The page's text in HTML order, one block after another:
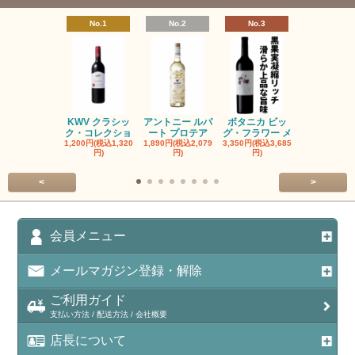
No.1
KWV クラシッ
ク・コレクショ
1,200円(税込1,320
円)
No.2
アントニー ルパ
ート プロテア
1,890円(税込2,079
円)
No.3
ボタニカ ビッ
グ・フラワー メ
3,350円(税込3,685
円)
< >
会員メニュー
メールマガジン登録・解除
ご利用ガイド
支払い方法 / 配送方法 / 会社概要
店長について